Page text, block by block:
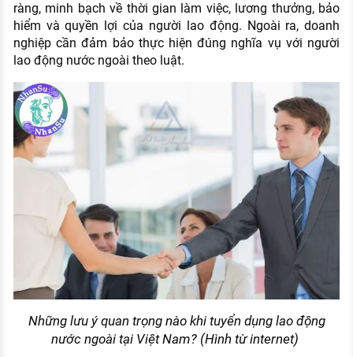
ràng, minh bạch về thời gian làm việc, lương thưởng, bảo
hiểm và quyền lợi của người lao động. Ngoài ra, doanh
nghiệp cần đảm bảo thực hiện đúng nghĩa vụ với người
lao động nước ngoài theo luật.
Những lưu ý quan trọng nào khi tuyển dụng lao động
nước ngoài tại Việt Nam? (Hình từ internet)